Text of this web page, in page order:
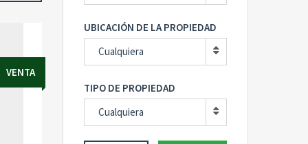
VENTA
UBICACIÓN DE LA PROPIEDAD
Cualquiera
TIPO DE PROPIEDAD
Cualquiera